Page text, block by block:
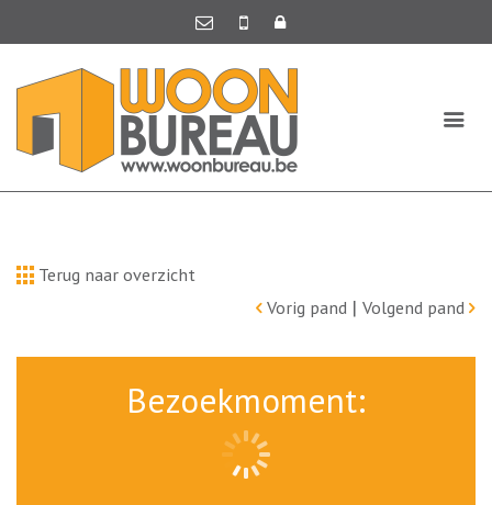
Terug naar overzicht
Vorig pand | Volgend pand
Bezoekmoment: